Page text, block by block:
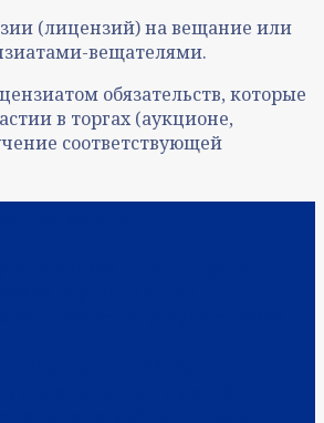
(лицензий) на вещание или
вещателями.
обязательств, которые
в торгах (аукционе,
соответствующей